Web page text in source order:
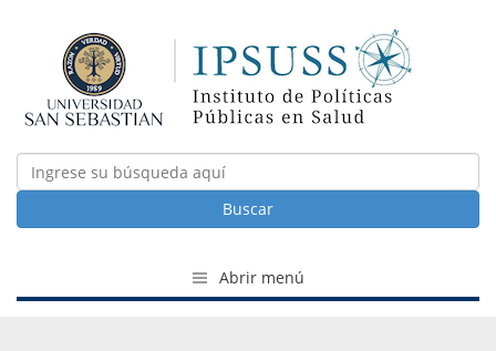
Buscar
Abrir menú